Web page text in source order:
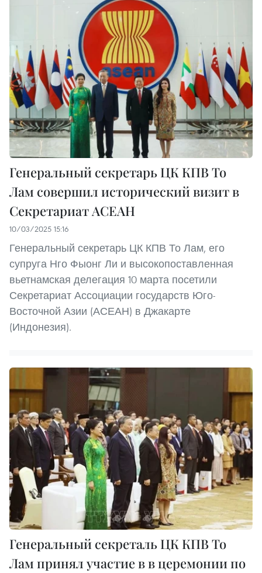
Генеральный секретарь ЦК КПВ То
Лам совершил исторический визит в
Секретариат АСЕАН
10/03/2025 15:16
Генеральный секретарь ЦК КПВ То Лам, его
супруга Нго Фыонг Ли и высокопоставленная
вьетнамская делегация 10 марта посетили
Секретариат Ассоциации государств Юго-
Восточной Азии (АСЕАН) в Джакарте
(Индонезия).
Генеральный секреталь ЦК КПВ То
Лам принял участие в в церемонии по